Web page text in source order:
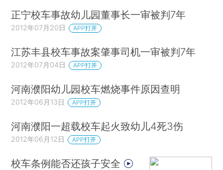
正宁校车事故幼儿园董事长一审被判7年
2012年07月20日 APP打开
江苏丰县校车事故案肇事司机一审被判7年
2012年07月04日 APP打开
河南濮阳幼儿园校车燃烧事件原因查明
2012年06月13日 APP打开
河南濮阳一超载校车起火致幼儿4死3伤
2012年06月12日 APP打开
校车条例能否还孩子安全